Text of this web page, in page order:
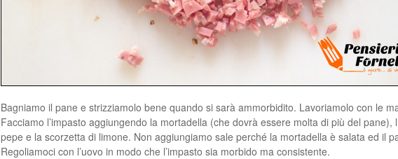
Bagniamo il pane e strizziamolo bene quando si sarà ammorbidito. Lavoriamolo con le
Facciamo l’impasto aggiungendo la mortadella (che dovrà essere molta di più del pane),
pepe e la scorzetta di limone. Non aggiungiamo sale perché la mortadella è salata ed il
Regoliamoci con l’uovo in modo che l’impasto sia morbido ma consistente.